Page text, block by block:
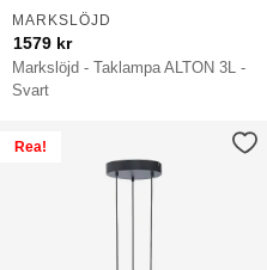
Markslöjd - Taklampa ALTON 3L -
Svart
MARKSLÖJD
1579 kr
Rea!